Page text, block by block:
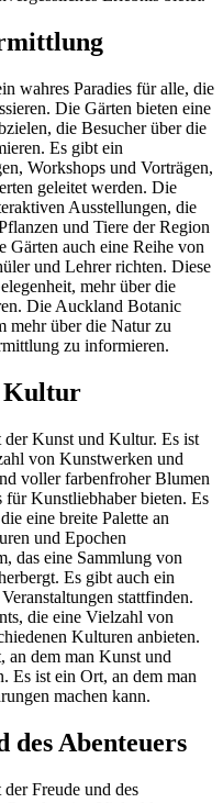
wahres Paradies für alle, die
Die Gärten bieten eine
die Besucher über die
Es gibt ein
Workshops und Vorträgen,
geleitet werden. Die
Ausstellungen, die
und Tiere der Region
Gärten auch eine Reihe von
und Lehrer richten. Diese
mehr über die
Die Auckland Botanic
mehr über die Natur zu
zu informieren.
Kultur
Kunst und Kultur. Es ist
von Kunstwerken und
voller farbenfroher Blumen
für Kunstliebhaber bieten. Es
eine breite Palette an
und Epochen
das eine Sammlung von
Es gibt auch ein
stattfinden.
die eine Vielzahl von
Kulturen anbieten.
an dem man Kunst und
Es ist ein Ort, an dem man
machen kann.
Abenteuers
Freude und des